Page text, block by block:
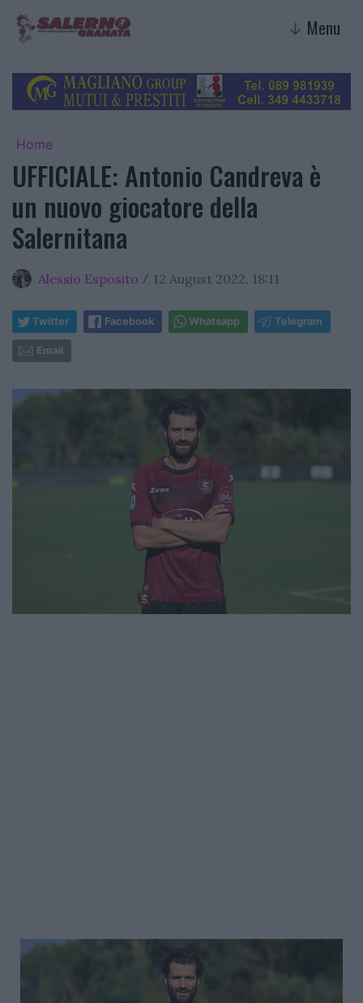
↓ Menu
Home
UFFICIALE: Antonio Candreva è
un nuovo giocatore della
Salernitana
Alessio Esposito / 12 August 2022, 18:11
Twitter Facebook Whatsapp Telegram
Email